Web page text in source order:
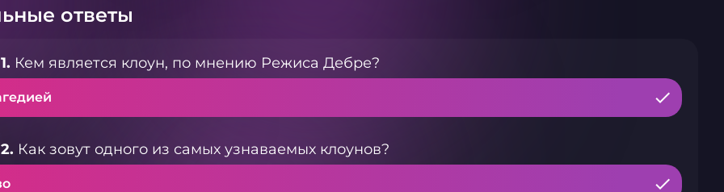
ответы
Кем является клоун, по мнению Режиса Дебре?
Как зовут одного из самых узнаваемых клоунов?